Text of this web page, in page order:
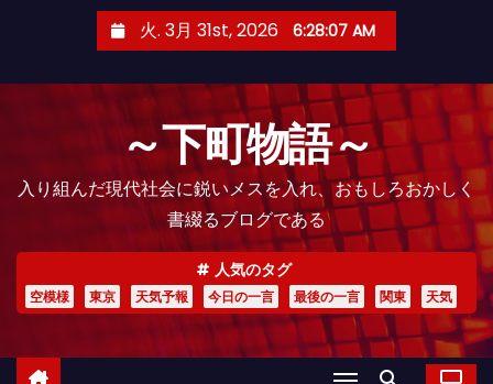
火. 3月 31st, 2026 6:28:08 AM
～下町物語～
入り組んだ現代社会に鋭いメスを入れ、おもしろおかしく
書綴るブログである
人気のタグ
空模様 東京 天気予報 今日の一言 最後の一言 関東 天気